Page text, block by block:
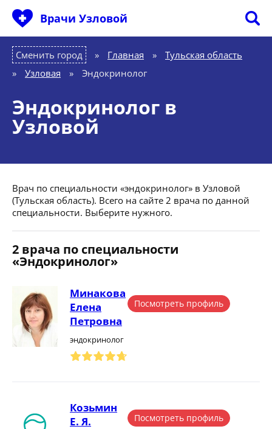
Врачи Узловой
Сменить город Главная »
Тульская область
»
Узловая » Эндокринолог
Эндокринолог в
Узловой
Врач по специальности «эндокринолог» в Узловой
(Тульская область). Всего на сайте 2 врача по данной
специальности. Выберите нужного.
2 врача по специальности
«Эндокринолог»
Минакова
Елена
Петровна
эндокринолог
Посмотреть профиль
Козьмин
Е. Я.
Посмотреть профиль